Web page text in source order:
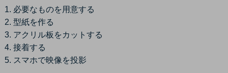
必要なものを用意する
型紙を作る
アクリル板をカットする
接着する
スマホで映像を投影